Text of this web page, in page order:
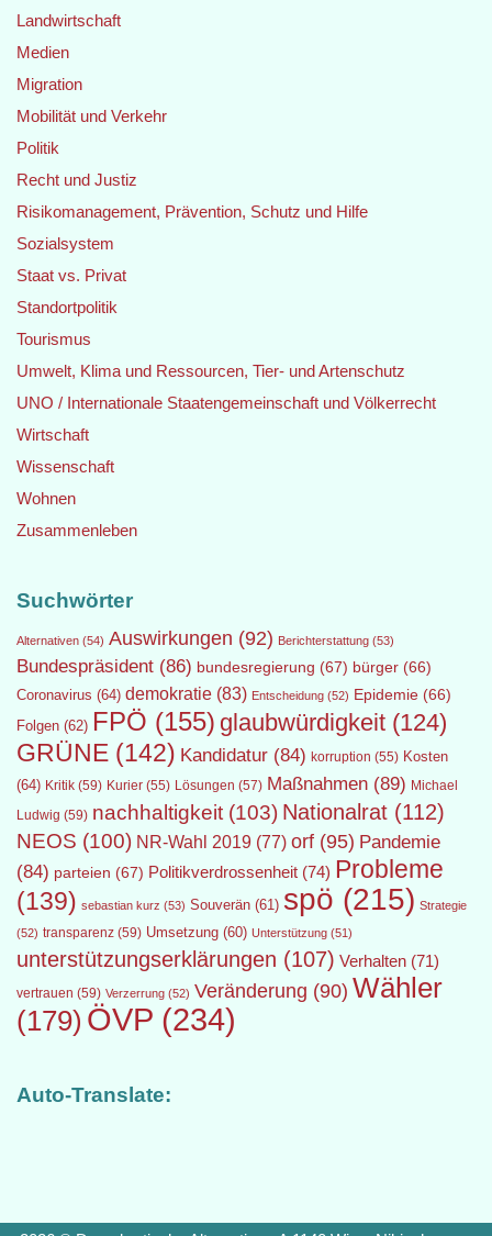
Landwirtschaft
Medien
Migration
Mobilität und Verkehr
Politik
Recht und Justiz
Risikomanagement, Prävention, Schutz und Hilfe
Sozialsystem
Staat vs. Privat
Standortpolitik
Tourismus
Umwelt, Klima und Ressourcen, Tier- und Artenschutz
UNO / Internationale Staatengemeinschaft und Völkerrecht
Wirtschaft
Wissenschaft
Wohnen
Zusammenleben
Suchwörter
Alternativen (54) Auswirkungen (92) Berichterstattung (53)
Bundespräsident (86) bundesregierung (67) bürger (66)
Coronavirus (64) demokratie (83) Entscheidung (52) Epidemie (66)
Folgen (62) FPÖ (155) glaubwürdigkeit (124)
GRÜNE (142) Kandidatur (84) korruption (55) Kosten
(64) Kritik (59) Kurier (55) Lösungen (57) Maßnahmen (89) Michael
Ludwig (59) nachhaltigkeit (103) Nationalrat (112)
NEOS (100) NR-Wahl 2019 (77) orf (95) Pandemie
(84) parteien (67) Politikverdrossenheit (74) Probleme
(139) sebastian kurz (53) Souverän (61) spö (215) Strategie
(52) transparenz (59) Umsetzung (60) Unterstützung (51)
unterstützungserklärungen (107) Verhalten (71)
vertrauen (59) Verzerrung (52) Veränderung (90) Wähler
(179) ÖVP (234)
Auto-Translate: